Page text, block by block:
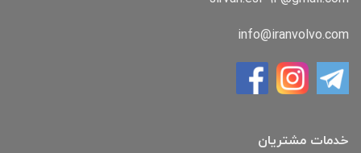
info@iranvolvo.com
خدمات مشتریان